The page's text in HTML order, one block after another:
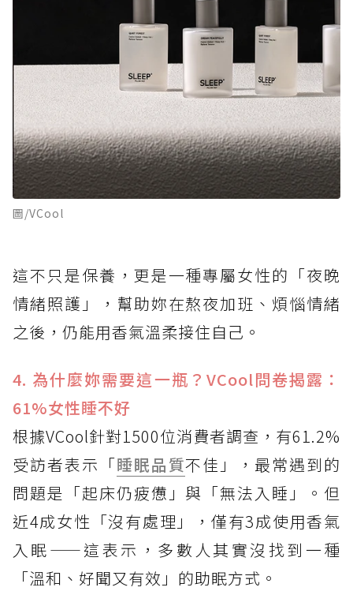
圖/VCool
這不只是保養，更是一種專屬女性的「夜晚
情緒照護」，幫助妳在熬夜加班、煩惱情緒
之後，仍能用香氣溫柔接住自己。
4. 為什麼妳需要這一瓶？VCool問卷揭露：
61%女性睡不好
根據VCool針對1500位消費者調查，有61.2%
受訪者表示「睡眠品質不佳」，最常遇到的
問題是「起床仍疲憊」與「無法入睡」。但
近4成女性「沒有處理」，僅有3成使用香氣
入眠——這表示，多數人其實沒找到一種
「溫和、好聞又有效」的助眠方式。